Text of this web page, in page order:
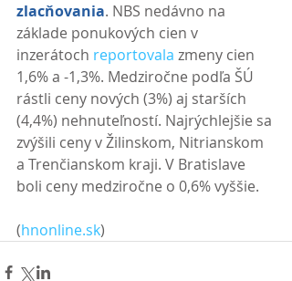
zlacňovania. NBS nedávno na
základe ponukových cien v
inzerátoch reportovala zmeny cien
1,6% a -1,3%. Medziročne podľa ŠÚ
rástli ceny nových (3%) aj starších
(4,4%) nehnuteľností. Najrýchlejšie sa
zvýšili ceny v Žilinskom, Nitrianskom
a Trenčianskom kraji. V Bratislave
boli ceny medziročne o 0,6% vyššie.
(hnonline.sk)